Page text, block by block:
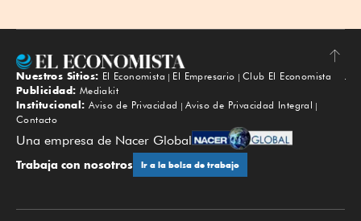
Subir
Nuestros Sitios: El Economista El Empresario
Club El Economista
Publicidad: Mediakit
Institucional: Aviso de Privacidad
Aviso de Privacidad Integral
Contacto
Una empresa de Nacer Global
Trabaja con nosotros Ir a la bolsa de trabajo